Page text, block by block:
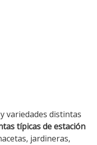
variedades distintas
típicas de estación
jardineras,